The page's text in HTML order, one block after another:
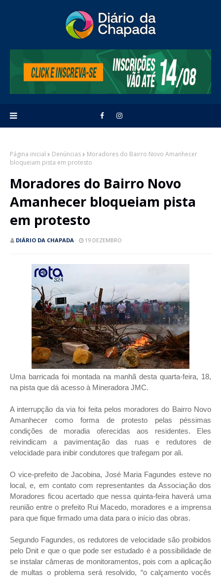
Página inicial Denúncias
Moradores do Bairro Novo Amanhecer
bloqueiam pista em protesto
Moradores do Bairro Novo
Amanhecer bloqueiam pista
em protesto
DIÁRIO DA CHAPADA 19 DEZEMBRO
Uma barricada foi montada na manhã desta quarta-feira, 18,
na pista que dá acesso à Mineradora JMC.
A interrupção da via foi feita pelos moradores do Bairro Novo
Amanhecer como forma de protesto pelas péssimas
condições de moradia oferecidas aos residentes. Eles
reivindicam a pavimentação das ruas e redutores de
velocidade para inibir condutores que trafegam por ali.
O vice-prefeito de Jacobina, José Maria Fagundes esteve no
local, e, em contato com representantes da Associação dos
Moradores ficou acertado que nessa quinta-feira haverá uma
reunião entre o prefeito Rui Macedo, moradores e a imprensa
para que fique firmado uma data para o início das obras.
Segundo Fagundes, os redutores de velocidade são proibidos
pelo Dnit e que o que pode ser estudado é a possibilidade de
se instalar câmeras de monitoramentos, pois com a aplicação
de multas o problema será resolvido, “o calçamento vocês